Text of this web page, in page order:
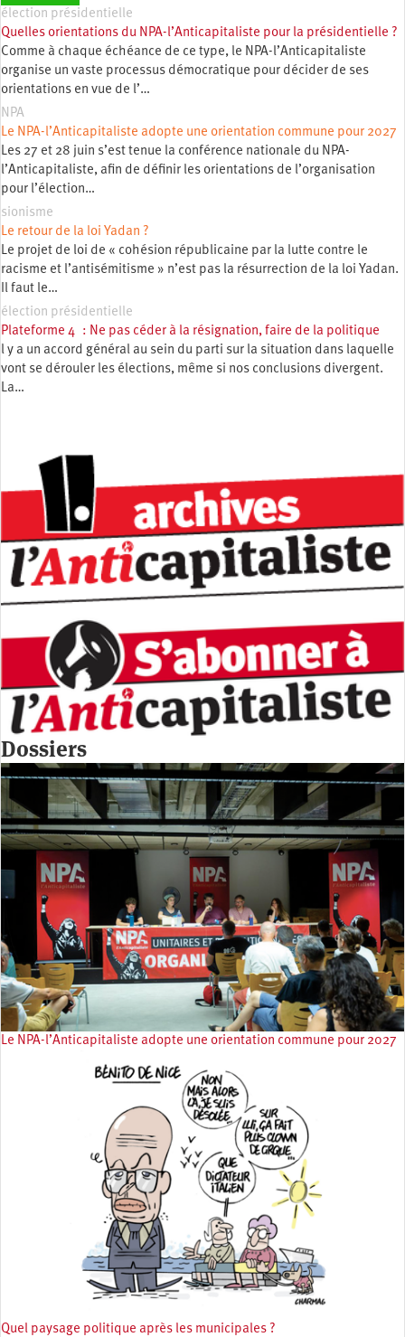
élection présidentielle
Quelles orientations du NPA-l’Anticapitaliste pour la présidentielle ?
Comme à chaque échéance de ce type, le NPA-l’Anticapitaliste
organise un vaste processus démocratique pour décider de ses
orientations en vue de l’…
NPA
Le NPA-l’Anticapitaliste adopte une orientation commune pour 2027
Les 27 et 28 juin s’est tenue la conférence nationale du NPA-
l’Anticapitaliste, afin de définir les orientations de l’organisation
pour l’élection…
sionisme
Le retour de la loi Yadan ?
Le projet de loi de « cohésion républicaine par la lutte contre le
racisme et l’antisémitisme » n’est pas la résurrection de la loi Yadan.
Il faut le…
élection présidentielle
Plateforme 4 : Ne pas céder à la résignation, faire de la politique
l y a un accord général au sein du parti sur la situation dans laquelle
vont se dérouler les élections, même si nos conclusions divergent.
La…
Dossiers
Le NPA-l’Anticapitaliste adopte une orientation commune pour 2027
Quel paysage politique après les municipales ?